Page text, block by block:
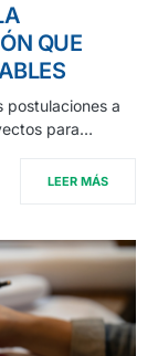
QUE
postulaciones a
para…
LEER MÁS